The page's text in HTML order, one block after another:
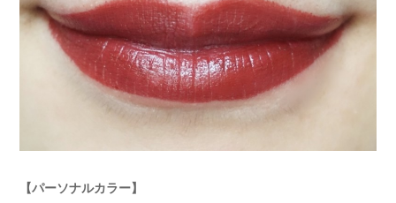
【パーソナルカラー】